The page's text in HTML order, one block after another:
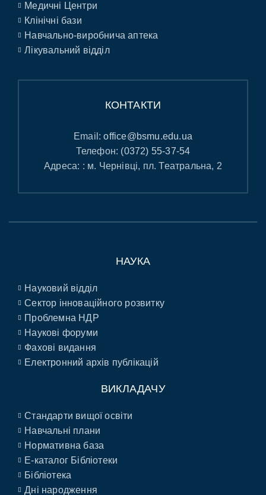
Медичні Центри
Клінічні бази
Навчально-виробнича аптека
Лікувальний відділ
КОНТАКТИ
Email:office@bsmu.edu.ua
Телефон: (0372) 55-37-54
Адреса: : м. Чернівці, пл. Театральна, 2
НАУКА
Науковий відділ
Сектор інноваційного розвитку
Проблемна НДР
Наукові форуми
Фахові видання
Електронний архів публікацій
ВИКЛАДАЧУ
Стандарти вищої освіти
Навчальні плани
Нормативна база
E-каталог Бібліотеки
Бібліотека
Дні народження